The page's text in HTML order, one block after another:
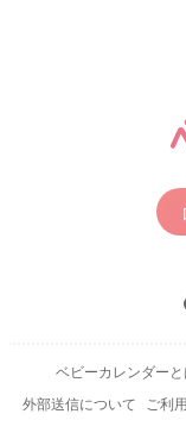
ベビーカレンダーと
外部送信について
ご利